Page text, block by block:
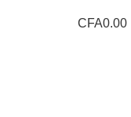
CFA0.00